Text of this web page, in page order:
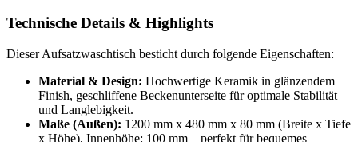
Technische Details & Highlights
Dieser Aufsatzwaschtisch besticht durch folgende Eigenschaften:
Material & Design: Hochwertige Keramik in glänzendem
Finish, geschliffene Beckenunterseite für optimale Stabilität
und Langlebigkeit.
Maße (Außen): 1200 mm x 480 mm x 80 mm (Breite x Tiefe
x Höhe), Innenhöhe: 100 mm – perfekt für bequemes